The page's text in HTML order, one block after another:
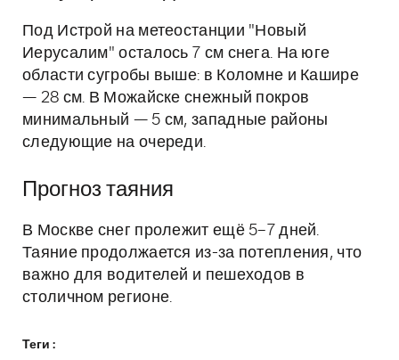
Под Истрой на метеостанции "Новый
Иерусалим" осталось 7 см снега. На юге
области сугробы выше: в Коломне и Кашире
— 28 см. В Можайске снежный покров
минимальный — 5 см, западные районы
следующие на очереди.
Прогноз таяния
В Москве снег пролежит ещё 5–7 дней.
Таяние продолжается из-за потепления, что
важно для водителей и пешеходов в
столичном регионе.
Теги :